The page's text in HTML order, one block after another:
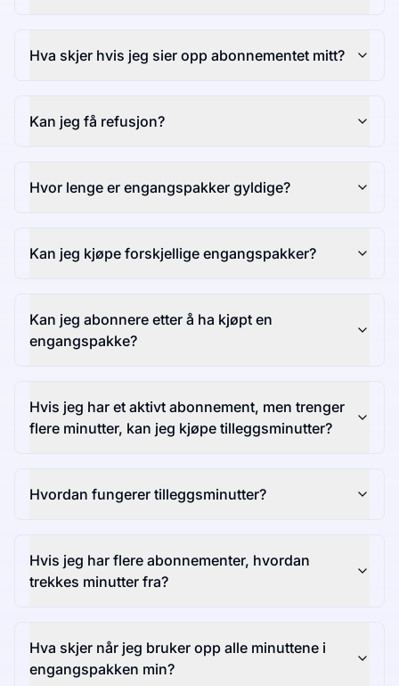
Hva skjer hvis jeg sier opp abonnementet mitt?
Kan jeg få refusjon?
Hvor lenge er engangspakker gyldige?
Kan jeg kjøpe forskjellige engangspakker?
Kan jeg abonnere etter å ha kjøpt en
engangspakke?
Hvis jeg har et aktivt abonnement, men trenger
flere minutter, kan jeg kjøpe tilleggsminutter?
Hvordan fungerer tilleggsminutter?
Hvis jeg har flere abonnementer, hvordan
trekkes minutter fra?
Hva skjer når jeg bruker opp alle minuttene i
engangspakken min?